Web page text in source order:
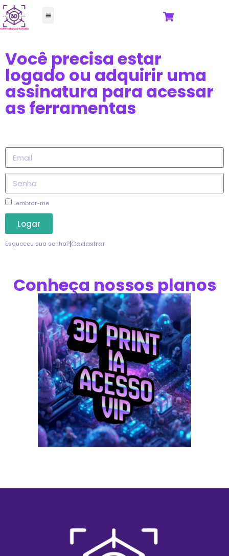
Você precisa estar
logado ou adquirir uma
assinatura para acessar
as ferramentas
Lembrar-me
Logar
Esqueceu sua senha?|Cadastrar
Conheça nossos planos